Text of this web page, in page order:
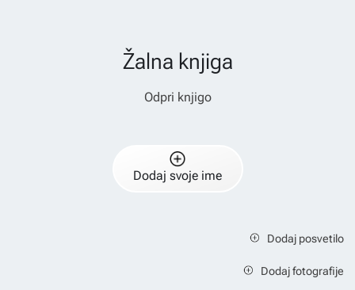
Žalna knjiga
Odpri knjigo
Dodaj svoje ime
Dodaj posvetilo
Dodaj fotografije